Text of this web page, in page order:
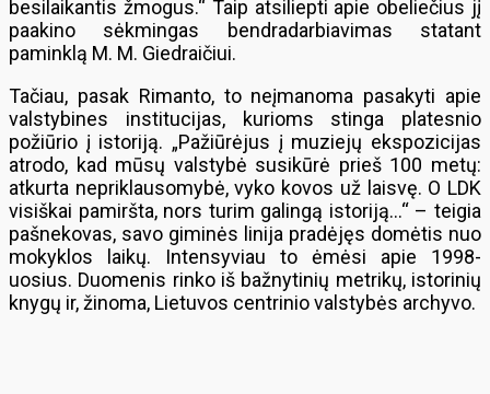
besilaikantis žmogus.“ Taip atsiliepti apie obeliečius jį
paakino sėkmingas bendradarbiavimas statant
paminklą M. M. Giedraičiui.
Tačiau, pasak Rimanto, to neįmanoma pasakyti apie
valstybines institucijas, kurioms stinga platesnio
požiūrio į istoriją. „Pažiūrėjus į muziejų ekspozicijas
atrodo, kad mūsų valstybė susikūrė prieš 100 metų:
atkurta nepriklausomybė, vyko kovos už laisvę. O LDK
visiškai pamiršta, nors turim galingą istoriją…“ – teigia
pašnekovas, savo giminės linija pradėjęs domėtis nuo
mokyklos laikų. Intensyviau to ėmėsi apie 1998-
uosius. Duomenis rinko iš bažnytinių metrikų, istorinių
knygų ir, žinoma, Lietuvos centrinio valstybės archyvo.